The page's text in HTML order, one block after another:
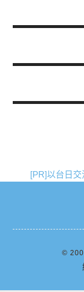
[PR]以台日
©